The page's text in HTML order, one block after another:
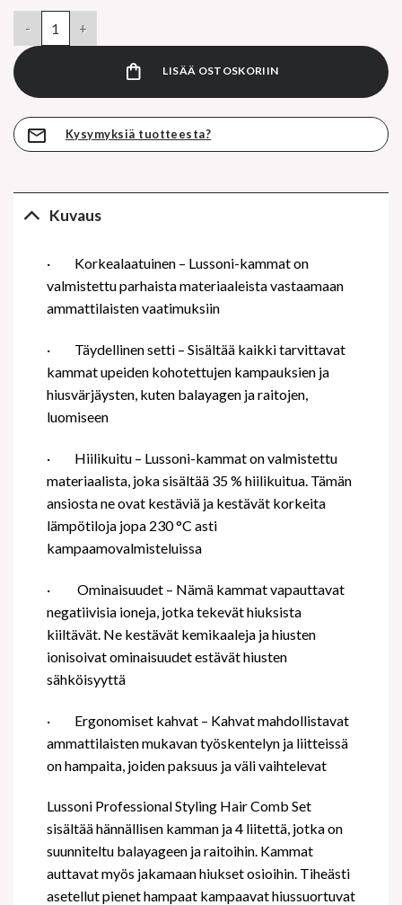
LISÄÄ OSTOSKORIIN
Kysymyksiä tuotteesta?
Kuvaus
·
Korkealaatuinen – Lussoni-kammat on
valmistettu parhaista materiaaleista vastaamaan
ammattilaisten vaatimuksiin
·
Täydellinen setti – Sisältää kaikki tarvittavat
kammat upeiden kohotettujen kampauksien ja
hiusvärjäysten, kuten balayagen ja raitojen,
luomiseen
·
Hiilikuitu – Lussoni-kammat on valmistettu
materiaalista, joka sisältää 35 % hiilikuitua. Tämän
ansiosta ne ovat kestäviä ja kestävät korkeita
lämpötiloja jopa 230 °C asti
kampaamovalmisteluissa
·
Ominaisuudet – Nämä kammat vapauttavat
negatiivisia ioneja, jotka tekevät hiuksista
kiiltävät. Ne kestävät kemikaaleja ja hiusten
ionisoivat ominaisuudet estävät hiusten
sähköisyyttä
·
Ergonomiset kahvat – Kahvat mahdollistavat
ammattilaisten mukavan työskentelyn ja liitteissä
on hampaita, joiden paksuus ja väli vaihtelevat
Lussoni Professional Styling Hair Comb Set
sisältää hännällisen kamman ja 4 liitettä, jotka on
suunniteltu balayageen ja raitoihin. Kammat
auttavat myös jakamaan hiukset osioihin. Tiheästi
asetellut pienet hampaat kampaavat hiussuortuvat